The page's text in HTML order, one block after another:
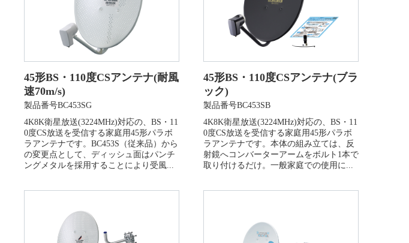
45形BS・110度CSアンテナ(耐風
速70m/s)
製品番号BC453SG
4K8K衛星放送(3224MHz)対応の、BS・11
0度CS放送を受信する家庭用45形パラボ
ラアンテナです。BC453S（従来品）から
の変更点として、ディッシュ面はパンチ
ングメタルを採用することにより受風...
45形BS・110度CSアンテナ(ブラ
ック)
製品番号BC453SB
4K8K衛星放送(3224MHz)対応の、BS・11
0度CS放送を受信する家庭用45形パラボ
ラアンテナです。本体の組み立ては、反
射鏡へコンバーターアームをボルト1本で
取り付けるだけ。一般家庭での使用に...